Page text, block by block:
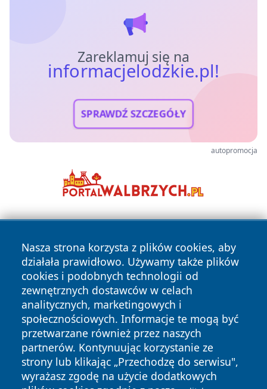
Zareklamuj się na
informacjelodzkie.pl!
SPRAWDŹ SZCZEGÓŁY
autopromocja
Nasza strona korzysta z plików cookies, aby
działała prawidłowo. Używamy także plików
cookies i podobnych technologii od
zewnętrznych dostawców w celach
analitycznych, marketingowych i
społecznościowych. Informacje te mogą być
przetwarzane również przez naszych
partnerów. Kontynuując korzystanie ze
strony lub klikając „Przechodzę do serwisu",
wyrażasz zgodę na użycie dodatkowych
Copyright © 2026 informacjelodzkie.pl Wszystkie prawa
zastrzeżone.
News Autorzy
Polityka
Prywatności
Polityka
Cookies